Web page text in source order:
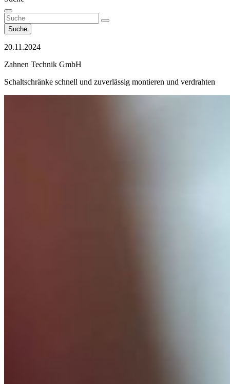
Suche
20.11.2024
Zahnen Technik GmbH
Schaltschränke schnell und zuverlässig montieren und verdrahten